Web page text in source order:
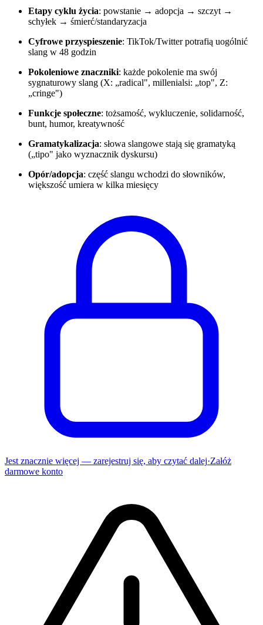
Etapy cyklu życia: powstanie → adopcja → szczyt →
schyłek → śmierć/standaryzacja
Cyfrowe przyspieszenie: TikTok/Twitter potrafią uogólnić
slang w 48 godzin
Pokoleniowe znaczniki: każde pokolenie ma swój
sygnaturowy slang (X: „radical", millenialsi: „top", Z:
„cringe")
Funkcje społeczne: tożsamość, wykluczenie, solidarność,
bunt, humor, kreatywność
Gramatykalizacja: słowa slangowe stają się gramatyką
(„tipo" jako wyznacznik dyskursu)
Opór/adopcja: część slangu wchodzi do słowników,
większość umiera w kilka miesięcy
Jest znacznie więcej — zarejestruj się, aby czytać dalej·Załóż
darmowe konto